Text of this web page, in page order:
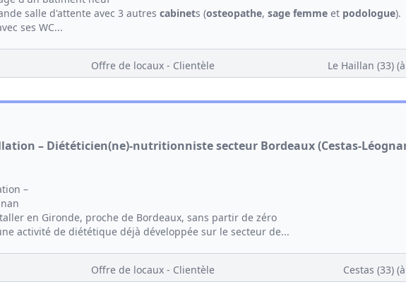
salle d'attente avec 3 autres cabinets (osteopathe, sage femme et podologue).
ses WC...
Offre de locaux - Clientèle Le Haillan (33)
– Diététicien(ne)-nutritionniste secteur Bordeaux (Cestas-
–
en Gironde, proche de Bordeaux, sans partir de zéro
activité de diététique déjà développée sur le secteur de...
Offre de locaux - Clientèle Cestas (33)